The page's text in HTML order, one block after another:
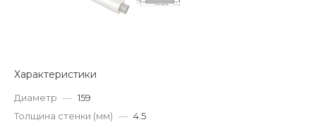
Характеристики
Диаметр — 159
Толщина стенки (мм) — 4.5